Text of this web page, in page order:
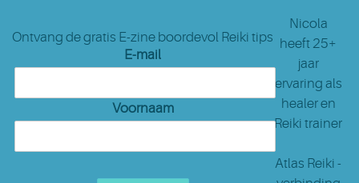
Ontvang de gratis E-zine boordevol Reiki tips
E-mail
Voornaam
Nicola
heeft 25+
jaar
ervaring als
healer en
Reiki trainer
Atlas Reiki -